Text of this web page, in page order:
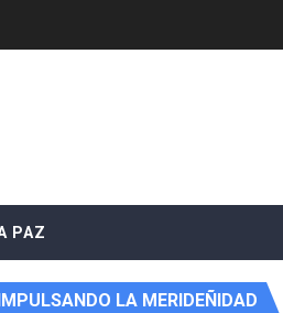
PAZ
IMPULSANDO LA MERIDEÑIDAD